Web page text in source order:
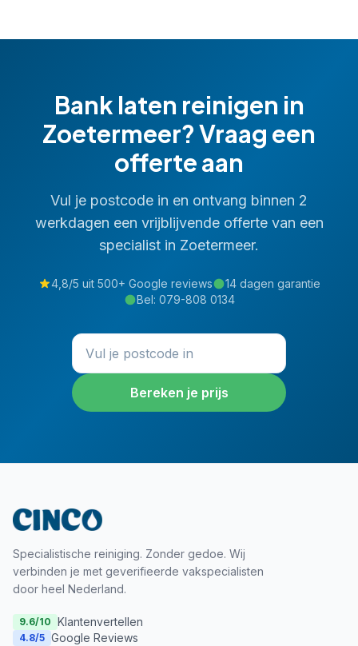
Bank laten reinigen in
Zoetermeer? Vraag een
offerte aan
Vul je postcode in en ontvang binnen 2
werkdagen een vrijblijvende offerte van een
specialist in Zoetermeer.
4,8/5 uit 500+ Google reviews
14 dagen garantie
Bel: 079-808 0134
Bereken je prijs
Specialistische reiniging. Zonder gedoe. Wij
verbinden je met geverifieerde vakspecialisten
door heel Nederland.
9.6/10 Klantenvertellen
4.8/5 Google Reviews